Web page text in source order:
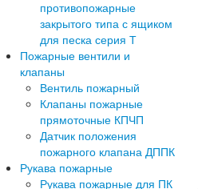
противопожарные
закрытого типа с ящиком
для песка серия Т
Пожарные вентили и
клапаны
Вентиль пожарный
Клапаны пожарные
прямоточные КПЧП
Датчик положения
пожарного клапана ДППК
Рукава пожарные
Рукава пожарные для ПК